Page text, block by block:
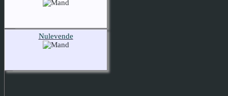
Nulevende